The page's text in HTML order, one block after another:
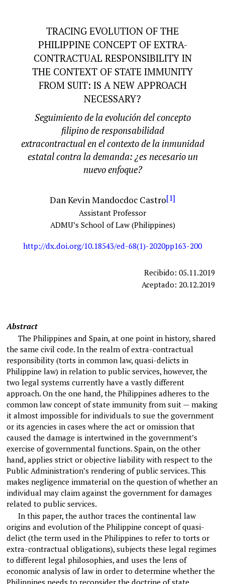
TRACING EVOLUTION OF THE
PHILIPPINE CONCEPT OF EXTRA-
CONTRACTUAL RESPONSIBILITY IN
THE CONTEXT OF STATE IMMUNITY
FROM SUIT: IS A NEW APPROACH
NECESSARY?
Seguimiento de la evolución del concepto
filipino de responsabilidad
extracontractual en el contexto de la inmunidad
estatal contra la demanda: ¿es necesario un
nuevo enfoque?
Dan Kevin Mandocdoc Castro[1]
Assistant Professor
ADMU’s School of Law (Philippines)
http://dx.doi.org/10.18543/ed-68(1)-2020pp163-200
Recibido: 05.11.2019
Aceptado: 20.12.2019
Abstract
The Philippines and Spain, at one point in history, shared
the same civil code. In the realm of extra-contractual
responsibility (torts in common law, quasi-delicts in
Philippine law) in relation to public services, however, the
two legal systems currently have a vastly different
approach. On the one hand, the Philippines adheres to the
common law concept of state immunity from suit — making
it almost impossible for individuals to sue the government
or its agencies in cases where the act or omission that
caused the damage is intertwined in the government’s
exercise of governmental functions. Spain, on the other
hand, applies strict or objective liability with respect to the
Public Administration’s rendering of public services. This
makes negligence immaterial on the question of whether an
individual may claim against the government for damages
related to public services.
In this paper, the author traces the continental law
origins and evolution of the Philippine concept of quasi-
delict (the term used in the Philippines to refer to torts or
extra-contractual obligations), subjects these legal regimes
to different legal philosophies, and uses the lens of
economic analysis of law in order to determine whether the